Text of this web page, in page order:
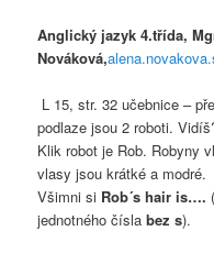
Anglický jazyk 4.třída,
Nováková,
L 15, str. 32 učebnice –
podlaze jsou 2 roboti.
Klik robot je Rob. Robyny
vlasy jsou krátké a modré.
Všimni si Rob´s hair is….
jednotného číslabez s).